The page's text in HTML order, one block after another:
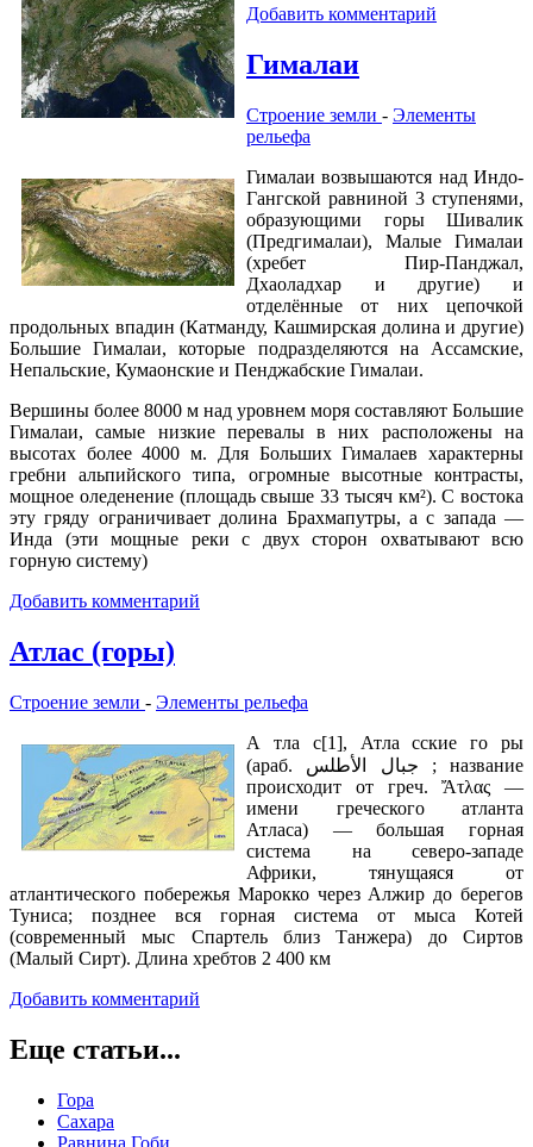
Добавить комментарий
Гималаи
Строение земли - Элементы
рельефа
Гималаи возвышаются над Индо-
Гангской равниной 3 ступенями,
образующими горы Шивалик
(Предгималаи), Малые Гималаи
(хребет Пир-Панджал,
Дхаоладхар и другие) и
отделённые от них цепочкой
продольных впадин (Катманду, Кашмирская долина и другие)
Большие Гималаи, которые подразделяются на Ассамские,
Непальские, Кумаонские и Пенджабские Гималаи.
Вершины более 8000 м над уровнем моря составляют Большие
Гималаи, самые низкие перевалы в них расположены на
высотах более 4000 м. Для Больших Гималаев характерны
гребни альпийского типа, огромные высотные контрасты,
мощное оледенение (площадь свыше 33 тысяч км²). С востока
эту гряду ограничивает долина Брахмапутры, а с запада —
Инда (эти мощные реки с двух сторон охватывают всю
горную систему)
Добавить комментарий
Атлас (горы)
Строение земли - Элементы рельефа
А тла с[1], Атла сские го ры
(араб. جبال الأطلس ‎‎; название
происходит от греч. Ἄτλας —
имени греческого атланта
Атласа) — большая горная
система на северо-западе
Африки, тянущаяся от
атлантического побережья Марокко через Алжир до берегов
Туниса; позднее вся горная система от мыса Котей
(современный мыс Спартель близ Танжера) до Сиртов
(Малый Сирт). Длина хребтов 2 400 км
Добавить комментарий
Еще статьи...
Гора
Сахара
Равнина Гоби